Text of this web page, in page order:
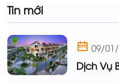
Tin mới
09/
Dịch Vụ